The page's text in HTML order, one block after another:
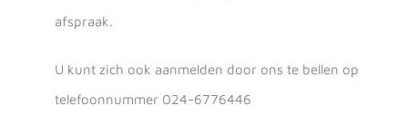
afspraak.
U kunt zich ook aanmelden door ons te bellen op
telefoonnummer 024-6776446